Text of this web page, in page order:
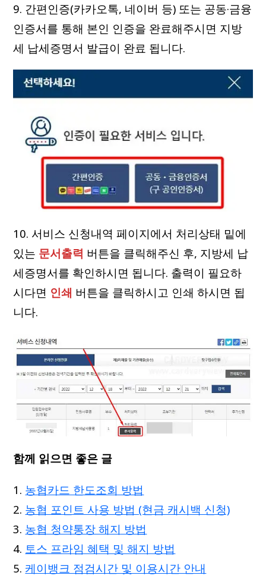
9. 간편인증(카카오톡, 네이버 등) 또는 공동·금융
인증서를 통해 본인 인증을 완료해주시면 지방
세 납세증명서 발급이 완료 됩니다.
10. 서비스 신청내역 페이지에서 처리상태 밑에
있는 문서출력 버튼을 클릭해주신 후, 지방세 납
세증명서를 확인하시면 됩니다. 출력이 필요하
시다면 인쇄 버튼을 클릭하시고 인쇄 하시면 됩
니다.
함께 읽으면 좋은 글
농협카드 한도조회 방법
농협 포인트 사용 방법 (현금 캐시백 신청)
농협 청약통장 해지 방법
토스 프라임 혜택 및 해지 방법
케이뱅크 점검시간 및 이용시간 안내